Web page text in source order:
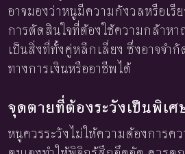
อาจมองว่าหนูมีความกังวลหรือเรี
การตัดสินใจที่ต้องใช้ความกล้าหา
เป็นสิ่งที่ทั้งคู่หลีกเลี่ยง ซึ่งอาจจำกั
ทางการเงินหรืออาชีพได้
จุดตายที่ต้องระวังเป็นพิเศ
หนูควรระวังไม่ให้ความต้องการค